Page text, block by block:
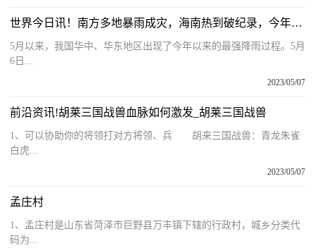
世界今日讯！南方多地暴雨成灾，海南热到破纪录，今年又是一个极端天气年？
5月以来，我国华中、华东地区出现了今年以来的最强降雨过程。5月
6日...
2023/05/07
前沿资讯!胡莱三国战兽血脉如何激发_胡莱三国战兽
1、可以协助你的将领打对方将领、兵 胡来三国战兽：青龙朱雀
白虎...
2023/05/07
孟庄村
1、孟庄村是山东省菏泽市巨野县万丰镇下辖的行政村，城乡分类代
码为...